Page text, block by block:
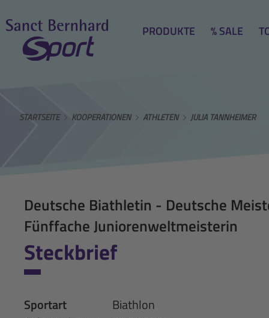
PRODUKTE % SALE
STARTSEITE KOOPERATIONEN ATHLETEN JULIA TANNHEIMER
Deutsche Biathletin - Deutsche
Fünffache Juniorenweltmeisterin
Steckbrief
Sportart
Biathlon